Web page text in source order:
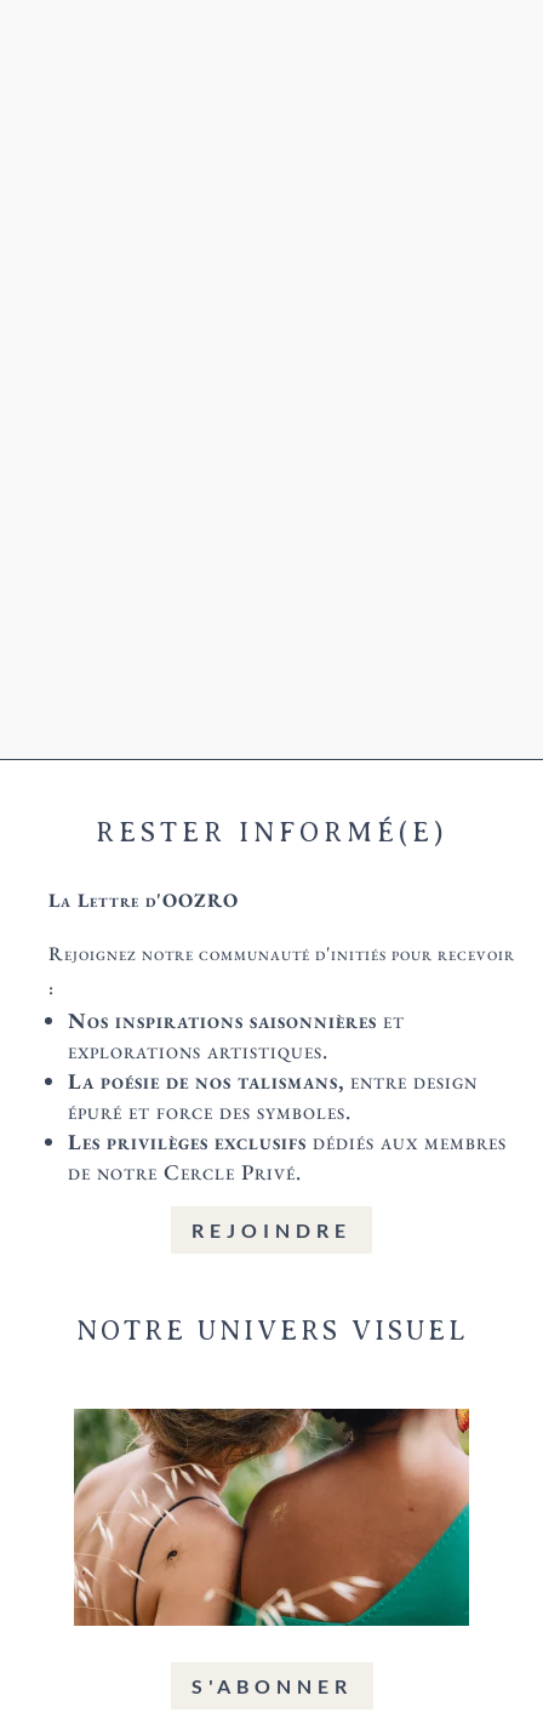
RESTER INFORMÉ(E)
La Lettre d'OOZRO
Rejoignez notre communauté d'initiés pour recevoir
:
Nos inspirations saisonnières et
explorations artistiques.
La poésie de nos talismans, entre design
épuré et force des symboles.
Les privilèges exclusifs dédiés aux membres
de notre Cercle Privé.
REJOINDRE
NOTRE UNIVERS VISUEL
S'ABONNER